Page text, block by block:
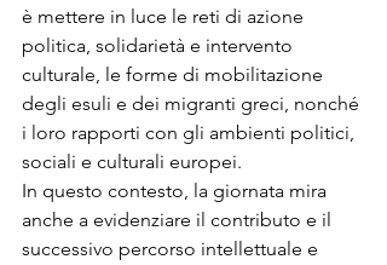
è mettere in luce le reti di azione
politica, solidarietà e intervento
culturale, le forme di mobilitazione
degli esuli e dei migranti greci, nonché
i loro rapporti con gli ambienti politici,
sociali e culturali europei.
In questo contesto, la giornata mira
anche a evidenziare il contributo e il
successivo percorso intellettuale e